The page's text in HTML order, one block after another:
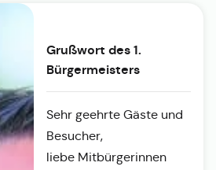
Grußwort des 1.
Bürgermeisters
Sehr geehrte Gäste und
Besucher,
liebe Mitbürgerinnen